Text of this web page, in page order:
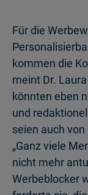
Für die
kommen die
meint Dr.
könnten eben
und
seien auch
„Ganz viele
nicht mehr
Werbeblocker